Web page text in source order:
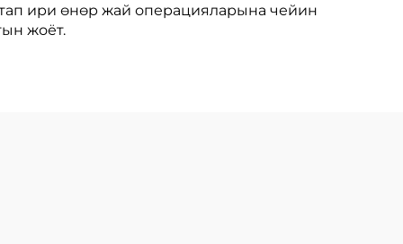
ири өнөр жай операцияларына чейин
жоёт.